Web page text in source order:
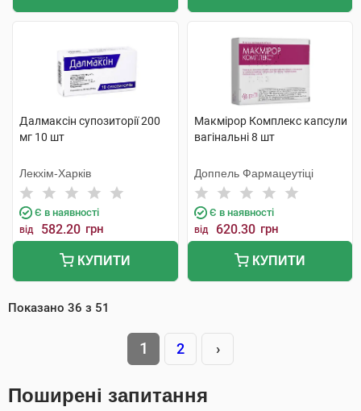
Далмаксін супозиторії 200
мг 10 шт
Лекхім-Харків
Є в наявності
від 582.20 грн
КУПИТИ
Макмірор Комплекс капсули
вагінальні 8 шт
Доппель Фармацеутіці
Є в наявності
від 620.30 грн
КУПИТИ
Показано 36 з 51
1 2 ›
Поширені запитання